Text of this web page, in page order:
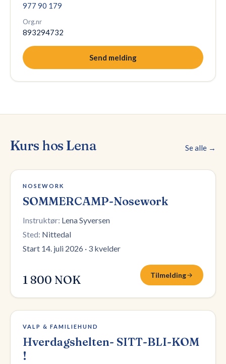
977 90 179
Org.nr
893294732
Send melding
Kurs hos Lena Se alle →
Påmelding stengt
NOSEWORK
SOMMERCAMP-Nosework
Instruktør: Lena Syversen
Sted: Nittedal
Start 14. juli 2026 · 3 kvelder
1 800 NOK Tilmelding
12 plasser igjen
VALP & FAMILIEHUND
Hverdagshelten- SITT-BLI-KOM
!